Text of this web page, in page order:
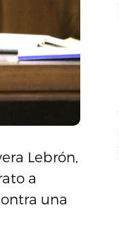
Lebrón,
a
una